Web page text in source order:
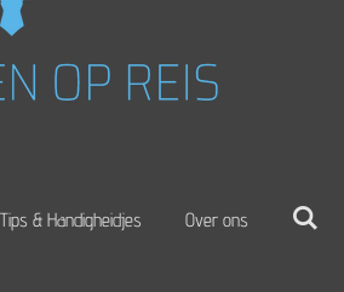
Tips & Handigheidjes Over ons